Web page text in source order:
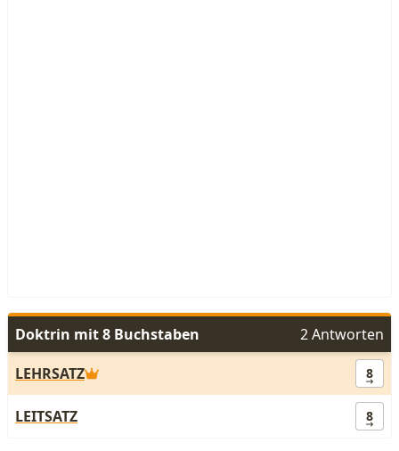
Doktrin mit 8 Buchstaben
2 Antworten
LEHRSATZ
8
LEITSATZ 8